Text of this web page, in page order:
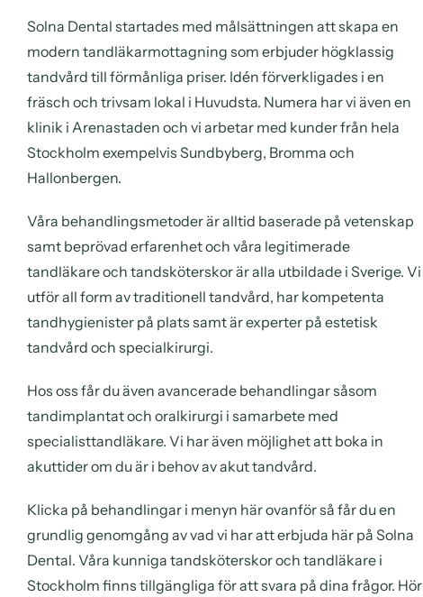
Solna Dental startades med målsättningen att skapa en
modern tandläkarmottagning som erbjuder högklassig
tandvård till förmånliga priser. Idén förverkligades i en
fräsch och trivsam lokal i Huvudsta. Numera har vi även en
klinik i Arenastaden och vi arbetar med kunder från hela
Stockholm exempelvis Sundbyberg, Bromma och
Hallonbergen.
Våra behandlingsmetoder är alltid baserade på vetenskap
samt beprövad erfarenhet och våra legitimerade
tandläkare och tandsköterskor är alla utbildade i Sverige. Vi
utför all form av traditionell tandvård, har kompetenta
tandhygienister på plats samt är experter på estetisk
tandvård och specialkirurgi.
Hos oss får du även avancerade behandlingar såsom
tandimplantat och oralkirurgi i samarbete med
specialisttandläkare. Vi har även möjlighet att boka in
akuttider om du är i behov av akut tandvård.
Klicka på behandlingar i menyn här ovanför så får du en
grundlig genomgång av vad vi har att erbjuda här på Solna
Dental. Våra kunniga tandsköterskor och tandläkare i
Stockholm finns tillgängliga för att svara på dina frågor. Hör